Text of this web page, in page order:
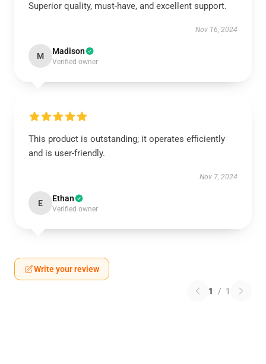
Superior quality, must-have, and excellent support.
Nov 16, 2024
M Madison
Verified owner
This product is outstanding; it operates efficiently
and is user-friendly.
Nov 7, 2024
E Ethan
Verified owner
Write your review
1 / 1